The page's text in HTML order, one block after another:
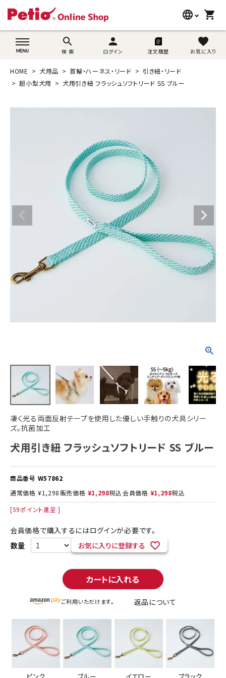
language
wovn-lang-name
shopping_cart
search
検 索
person
ログイン 注文履歴
favorite
お気に入り
search
猫用品
うさぎ用品
目的別に探す
ご利用案内
ようこそ ゲスト 様
meeting_room ログイン
HOME 犬用品 首輪・ハーネス・リード
引き紐・リード
超小型犬用
犬用引き紐 フラッシュソフトリード SS ブルー
凄く光る両面反射テープを使用した優しい手触りの犬具シリー
ズ。抗菌加工
犬用引き紐 フラッシュソフトリード SS ブルー
商品番号 W57862
通常価格 ¥1,298 販売価格 ¥1,298税込会員価格 ¥1,298税込
[59ポイント進呈 ]
会員価格で購入するにはログインが必要です。
お気に入りに登録する
カートに入れる
ご利用いただけます。 返品について